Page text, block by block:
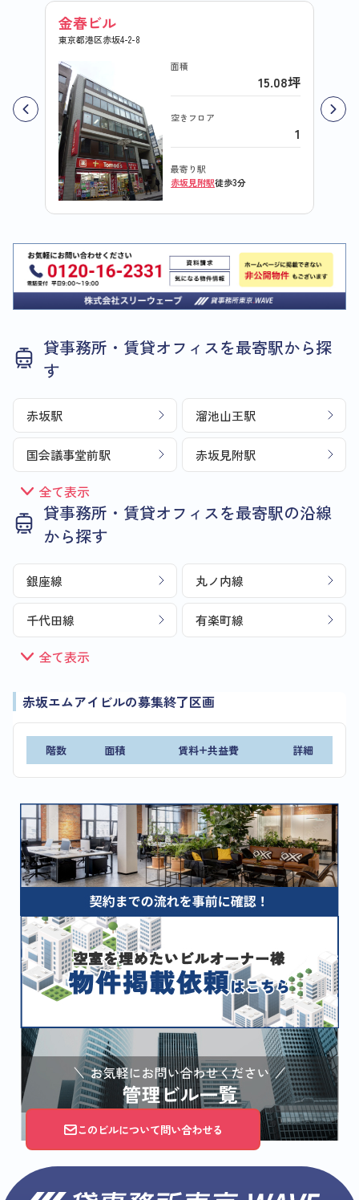
金春ビル
東京都港区赤坂4-2-8
面積
15.08坪
空きフロア
1
最寄り駅
赤坂見附駅徒歩3分
貸事務所・賃貸オフィスを最寄駅から探
す
赤坂駅 溜池山王駅
国会議事堂前駅 赤坂見附駅
全て表示
貸事務所・賃貸オフィスを最寄駅の沿線
から探す
銀座線 丸ノ内線
千代田線 有楽町線
全て表示
赤坂エムアイビルの募集終了区画
階数 面積 賃料+共益費 詳細
このビルについて問い合わせる